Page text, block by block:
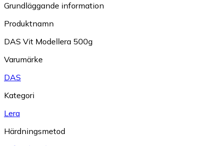
Grundläggande information
Produktnamn
DAS Vit Modellera 500g
Varumärke
DAS
Kategori
Lera
Härdningsmetod